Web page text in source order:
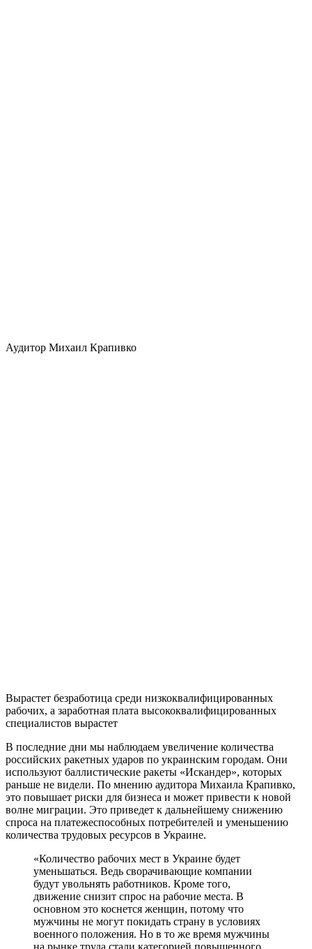
Аудитор Михаил Крапивко
Вырастет безработица среди низкоквалифицированных
рабочих, а заработная плата высококвалифицированных
специалистов вырастет
В последние дни мы наблюдаем увеличение количества
российских ракетных ударов по украинским городам. Они
используют баллистические ракеты «Искандер», которых
раньше не видели. По мнению аудитора Михаила Крапивко,
это повышает риски для бизнеса и может привести к новой
волне миграции. Это приведет к дальнейшему снижению
спроса на платежеспособных потребителей и уменьшению
количества трудовых ресурсов в Украине.
«Количество рабочих мест в Украине будет
уменьшаться. Ведь сворачивающие компании
будут увольнять работников. Кроме того,
движение снизит спрос на рабочие места. В
основном это коснется женщин, потому что
мужчины не могут покидать страну в условиях
военного положения. Но в то же время мужчины
на рынке труда стали категорией повышенного